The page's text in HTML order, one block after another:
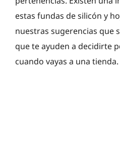
estas fundas de silicón y
nuestras sugerencias que
que te ayuden a decidirte
cuando vayas a una tienda.